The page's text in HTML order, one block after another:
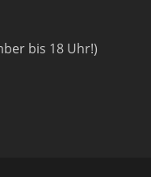
bis 18 Uhr!)